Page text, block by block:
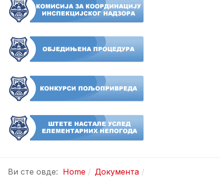
Ви сте овде: Home
Документа